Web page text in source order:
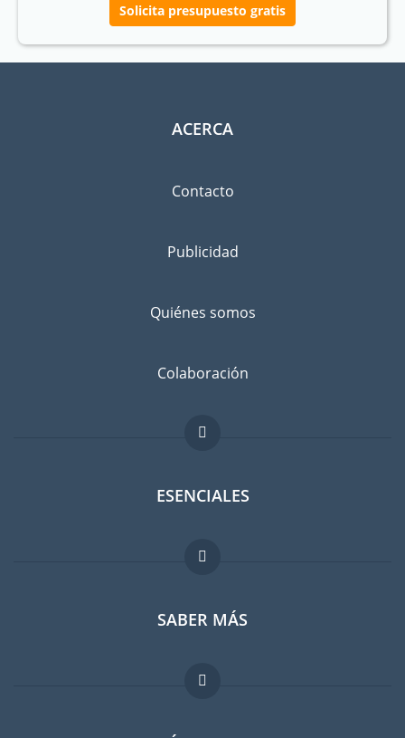
Solicita presupuesto gratis
ACERCA
Contacto
Publicidad
Quiénes somos
Colaboración
ESENCIALES
Foro para expatriados
Guia para expatriados
Trabajos en el extranjero
SABER MÁS
FAQ